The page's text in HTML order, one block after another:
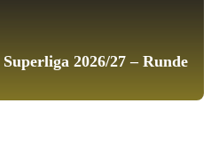
Superliga 2026/27 – Runde